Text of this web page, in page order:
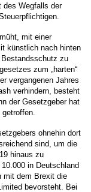
des Wegfalls der
mit einer
künstlich nach hinten
zu
zum „harten“
vergangenen Jahres
verhindern, besteht
der Gesetzgeber hat
ohnehin dort
sind, um die
hinaus zu
in Deutschland
mit dem Brexit die
bevorsteht. Bei